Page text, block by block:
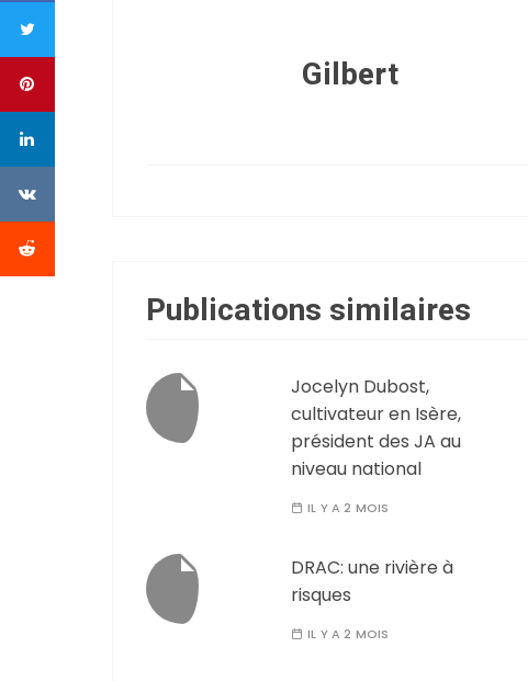
Gilbert
Publications similaires
Jocelyn Dubost,
cultivateur en Isère,
président des JA au
niveau national
IL Y A 2 MOIS
DRAC: une rivière à
risques
IL Y A 2 MOIS